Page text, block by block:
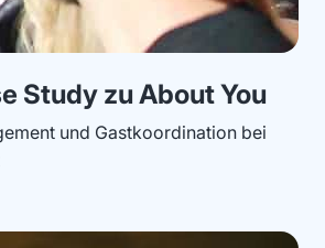
Study zu About You
und Gastkoordination bei